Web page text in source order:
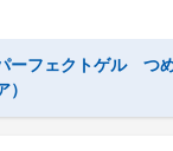
フェクトゲル つ